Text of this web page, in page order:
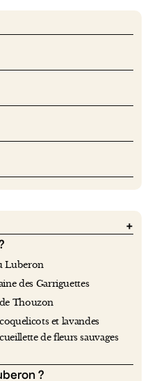
Luberon
des Garriguettes
Thouzon
et lavandes
de fleurs sauvages
?